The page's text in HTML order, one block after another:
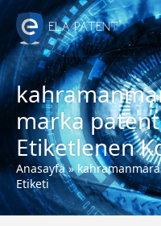
marka
Etiketlenen
Anasayfa»
Etiketi